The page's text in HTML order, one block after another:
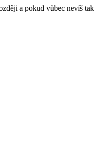
a pokud vůbec nevíš tak